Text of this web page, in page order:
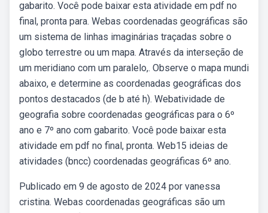
gabarito. Você pode baixar esta atividade em pdf no
final, pronta para. Webas coordenadas geográficas são
um sistema de linhas imaginárias traçadas sobre o
globo terrestre ou um mapa. Através da interseção de
um meridiano com um paralelo,. Observe o mapa mundi
abaixo, e determine as coordenadas geográficas dos
pontos destacados (de b até h). Webatividade de
geografia sobre coordenadas geográficas para o 6º
ano e 7º ano com gabarito. Você pode baixar esta
atividade em pdf no final, pronta. Web15 ideias de
atividades (bncc) coordenadas geográficas 6º ano.
Publicado em 9 de agosto de 2024 por vanessa
cristina. Webas coordenadas geográficas são um